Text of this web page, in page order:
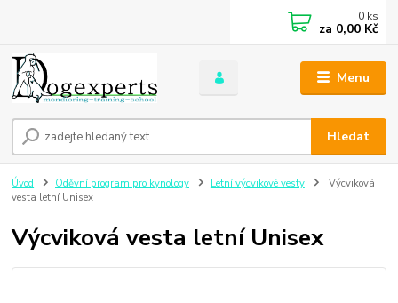
Menu
Hledat
0 ks
za 0,00 Kč
Úvod Oděvní program pro kynology Letní výcvikové vesty
Výcviková
vesta letní Unisex
Výcviková vesta letní Unisex